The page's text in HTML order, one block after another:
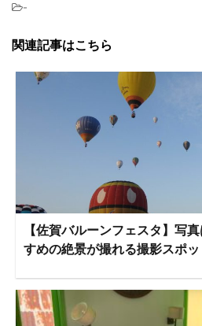
-
関連記事はこちら
【佐賀バルーンフェスタ】写
すめの絶景が撮れる撮影スポ